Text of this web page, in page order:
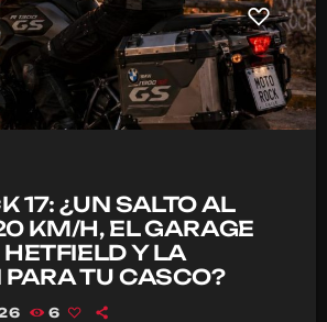
17: ¿UN SALTO AL
KM/H, EL GARAGE
Y LA
TU CASCO?
6